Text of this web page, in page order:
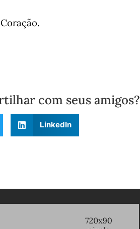
com seus amigos?
LinkedIn